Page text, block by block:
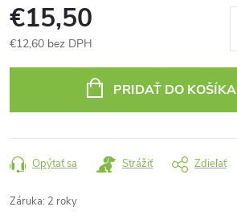
€15,50
€12,60 bez DPH
PRIDAŤ DO KOŠÍKA
Opýtať sa Strážiť Zdieľať
Záruka: 2 roky